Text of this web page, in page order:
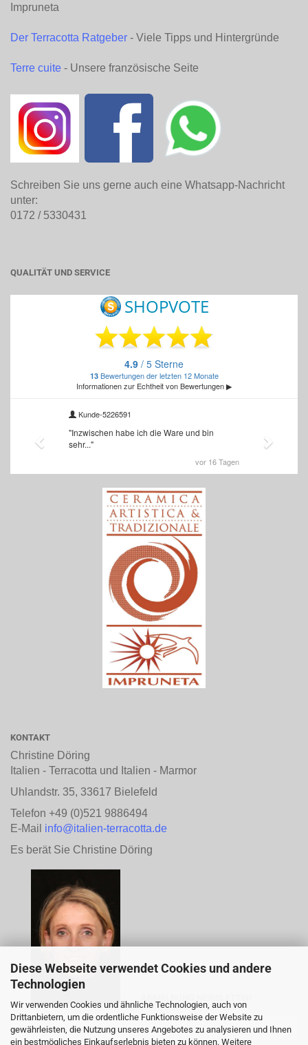
Diese Webseite verwendet Cookies und andere
Technologien
Wir verwenden Cookies und ähnliche Technologien, auch von
Drittanbietern, um die ordentliche Funktionsweise der Website zu
gewährleisten, die Nutzung unseres Angebotes zu analysieren und Ihnen
ein bestmögliches Einkaufserlebnis bieten zu können. Weitere
Impruneta
Der Terracotta Ratgeber - Viele Tipps und Hintergründe
Terre cuite - Unsere französische Seite
Schreiben Sie uns gerne auch eine Whatsapp-Nachricht
unter:
0172 / 5330431
QUALITÄT UND SERVICE
KONTAKT
Christine Döring
Italien - Terracotta und Italien - Marmor
Uhlandstr. 35, 33617 Bielefeld
Telefon +49 (0)521 9886494
E-Mail info@italien-terracotta.de
Es berät Sie Christine Döring